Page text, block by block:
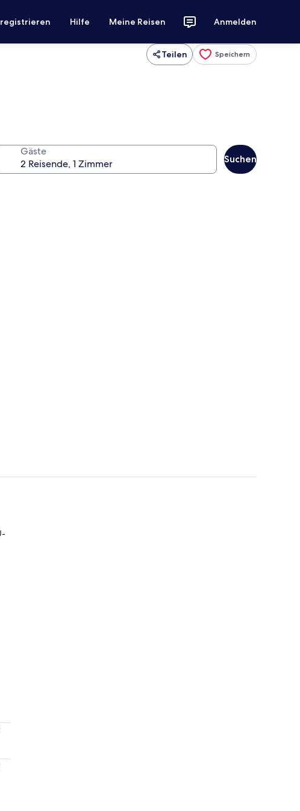
Hilfe Meine Reisen Anmelden
Teilen Speichern
Gäste
Suchen
LOFT (Not Recommended under 12 yrs) | Wohnbereich | 42-Zoll-